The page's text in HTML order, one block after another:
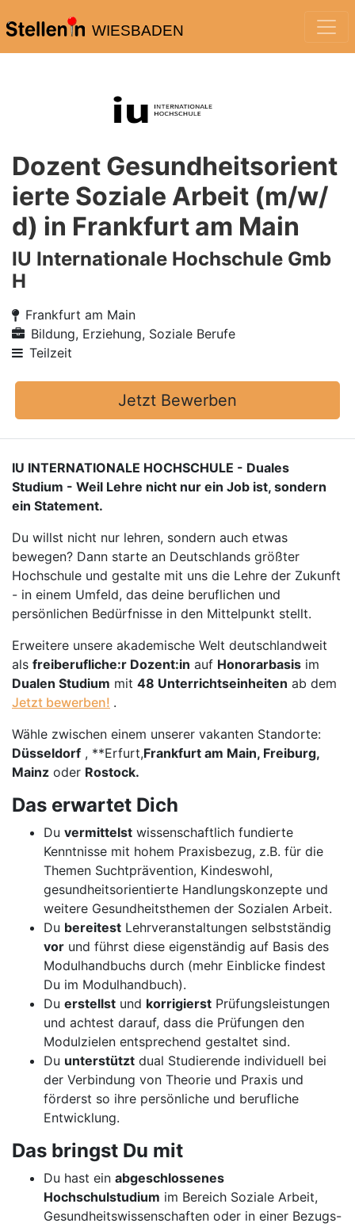
WIESBADEN
Dozent Gesundheitsorient
ierte Soziale Arbeit (m/w/
d) in Frankfurt am Main
IU Internationale Hochschule Gmb
H
Frankfurt am Main
Bildung, Erziehung, Soziale Berufe
Teilzeit
Jetzt Bewerben
IU INTERNATIONALE HOCHSCHULE - Duales
Studium - Weil Lehre nicht nur ein Job ist, sondern
ein Statement.
Du willst nicht nur lehren, sondern auch etwas
bewegen? Dann starte an Deutschlands größter
Hochschule und gestalte mit uns die Lehre der Zukunft
- in einem Umfeld, das deine beruflichen und
persönlichen Bedürfnisse in den Mittelpunkt stellt.
Erweitere unsere akademische Welt deutschlandweit
als freiberufliche:r Dozent:in auf Honorarbasis im
Dualen Studium mit 48 Unterrichtseinheiten ab dem
Jetzt bewerben! .
Wähle zwischen einem unserer vakanten Standorte:
Düsseldorf , **Erfurt,Frankfurt am Main, Freiburg,
Mainz oder Rostock.
Das erwartet Dich
Du vermittelst wissenschaftlich fundierte
Kenntnisse mit hohem Praxisbezug, z.B. für die
Themen Suchtprävention, Kindeswohl,
gesundheitsorientierte Handlungskonzepte und
weitere Gesundheitsthemen der Sozialen Arbeit.
Du bereitest Lehrveranstaltungen selbstständig
vor und führst diese eigenständig auf Basis des
Modulhandbuchs durch (mehr Einblicke findest
Du im Modulhandbuch).
Du erstellst und korrigierst Prüfungsleistungen
und achtest darauf, dass die Prüfungen den
Modulzielen entsprechend gestaltet sind.
Du unterstützt dual Studierende individuell bei
der Verbindung von Theorie und Praxis und
förderst so ihre persönliche und berufliche
Entwicklung.
Das bringst Du mit
Du hast ein abgeschlossenes
Hochschulstudium im Bereich Soziale Arbeit,
Gesundheitswissenschaften oder in einer Bezugs-